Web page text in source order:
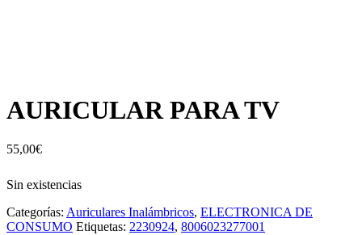
AURICULAR PARA TV
55,00€
Sin existencias
Categorías: Auriculares Inalámbricos, ELECTRONICA DE
CONSUMO Etiquetas: 2230924, 8006023277001